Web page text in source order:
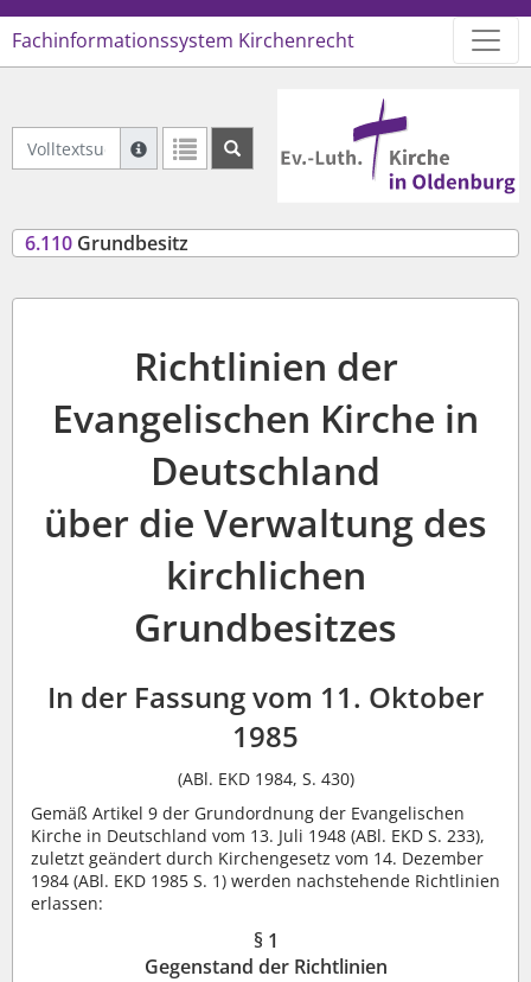
Fachinformationssystem Kirchenrecht
Volltextsuche Geltendes RechtSuche mit Platzhalter "*", Bsp. Pfarrer*, findet
Weitere Suchoperatoren finden Sie in unserer Hilfe.
Logo Ev.-Luth. Kirche in
6.110 Grundbesitz
Richtlinien der
Evangelischen Kirche in
Deutschland
über die Verwaltung des
kirchlichen
Grundbesitzes
In der Fassung vom 11. Oktober
1985
(ABl. EKD 1984, S. 430)
Gemäß Artikel 9 der Grundordnung der Evangelischen
Kirche in Deutschland vom 13. Juli 1948 (ABl. EKD S. 233),
zuletzt geändert durch Kirchengesetz vom 14. Dezember
1984 (ABl. EKD 1985 S. 1) werden nachstehende Richtlinien
erlassen:
§ 1
Gegenstand der Richtlinien